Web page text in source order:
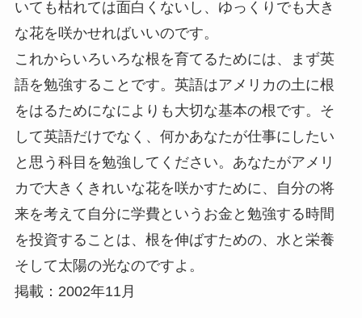
いても枯れては面白くないし、ゆっくりでも大き
な花を咲かせればいいのです。
これからいろいろな根を育てるためには、まず英
語を勉強することです。英語はアメリカの土に根
をはるためになによりも大切な基本の根です。そ
して英語だけでなく、何かあなたが仕事にしたい
と思う科目を勉強してください。あなたがアメリ
カで大きくきれいな花を咲かすために、自分の将
来を考えて自分に学費というお金と勉強する時間
を投資することは、根を伸ばすための、水と栄養
そして太陽の光なのですよ。
掲載：2002年11月